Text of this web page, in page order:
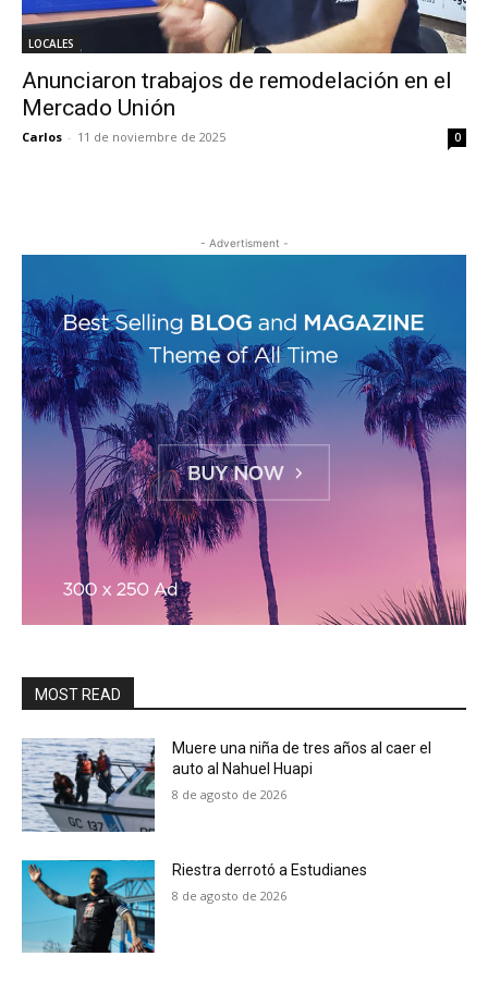
LOCALES
Anunciaron trabajos de remodelación en el
Mercado Unión
Carlos - 11 de noviembre de 2025 0
- Advertisment -
MOST READ
Muere una niña de tres años al caer el
auto al Nahuel Huapi
8 de agosto de 2026
Riestra derrotó a Estudianes
8 de agosto de 2026